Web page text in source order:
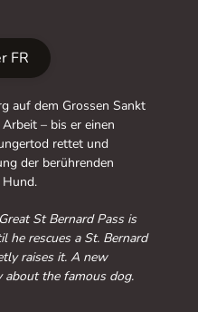
FR
auf dem Grossen Sankt
– bis er einen
rettet und
der berührenden
Hund.
St Bernard Pass is
he rescues a St. Bernard
raises it. A new
the famous dog.